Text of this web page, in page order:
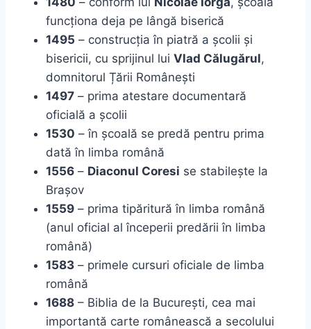
funcționa deja pe lângă biserică
1495 – construcția în piatră a școlii și
bisericii, cu sprijinul lui Vlad Călugărul,
domnitorul Țării Românești
1497 – prima atestare documentară
oficială a școlii
1530 – în școală se predă pentru prima
dată în limba română
1556 – Diaconul Coresi se stabilește la
Brașov
1559 – prima tipăritură în limba română
(anul oficial al începerii predării în limba
română)
1583 – primele cursuri oficiale de limba
română
1688 – Biblia de la București, cea mai
importantă carte românească a secolului